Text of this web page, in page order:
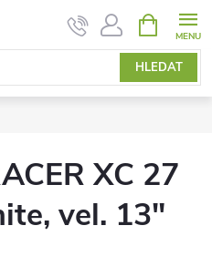
HLEDAT
NÁKUPNÍ
KOŠÍK
XC 27
vel. 13"